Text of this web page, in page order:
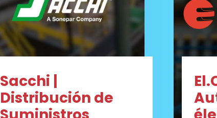
Sacchi |
Distribución de